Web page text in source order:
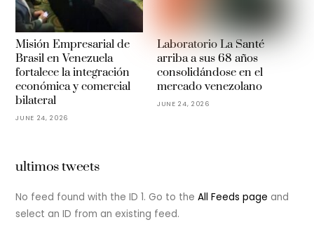
Misión Empresarial de
Brasil en Venezuela
fortalece la integración
económica y comercial
bilateral
JUNE 24, 2026
Laboratorio La Santé
arriba a sus 68 años
consolidándose en el
mercado venezolano
JUNE 24, 2026
ultimos tweets
No feed found with the ID 1. Go to theAll Feeds page and
select an ID from an existing feed.